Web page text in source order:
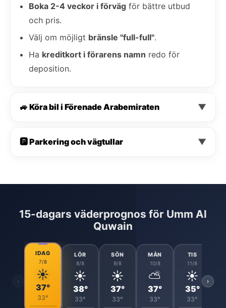
Boka 2-4 veckor i förväg för bättre utbud
och pris.
Välj om möjligt bränsle "full-full".
Ha kreditkort i förarens namn redo för
deposition.
🚙 Köra bil i Förenade Arabemiraten ▼
🅿️ Parkering och vägtullar ▼
15-dagars väderprognos för Umm Al
Quwain
‹
IDAG
7/8
☀️
37°
33°
LÖR
8/8
☀️
38°
33°
SÖN
9/8
☀️
37°
33°
MÅN
10/8
⛅
37°
33°
TIS
11/8
☀️
35°
33°
›